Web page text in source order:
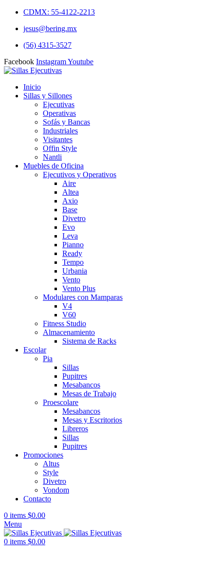
CDMX: 55-4122-2213
jesus@bering.mx
(56) 4315-3527
Facebook InstagramYoutube
Inicio
Sillas y Sillones
Ejecutivas
Operativas
Sofás y Bancas
Industriales
Visitantes
Offin Style
Nantli
Muebles de Oficina
Ejecutivos y Operativos
Aire
Altea
Axio
Base
Divetro
Evo
Leva
Pianno
Ready
Tempo
Urbania
Vento
Vento Plus
Modulares con Mamparas
V4
V60
Fitness Studio
Almacenamiento
Sistema de Racks
Escolar
Pia
Sillas
Pupitres
Mesabancos
Mesas de Trabajo
Proescolare
Mesabancos
Mesas y Escritorios
Libreros
Sillas
Pupitres
Promociones
Altus
Style
Divetro
Vondom
Contacto
0 items $0.00
Menu
0 items $0.00